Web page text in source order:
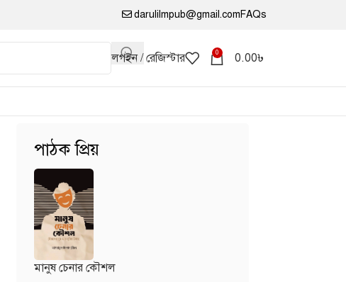
darulilmpub@gmail.comFAQs
লগইন / রেজিস্টার 0 0.00৳
পাঠক প্রিয়
মানুষ চেনার কৌশল